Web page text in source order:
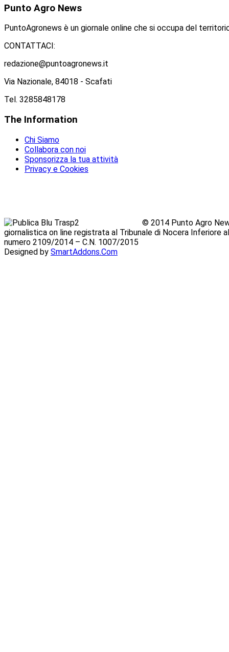
Punto Agro News
PuntoAgronews è un giornale online che si occupa del
CONTATTACI:
redazione@puntoagronews.it
Via Nazionale, 84018 - Scafati
Tel. 3285848178
The Information
Chi Siamo
Collabora con noi
Sponsorizza la tua attività
Privacy e Cookies
© 2014 Punto Agro
giornalistica on line registrata al Tribunale di Nocera Inferiore
numero 2109/2014 – C.N. 1007/2015
Designed by SmartAddons.Com